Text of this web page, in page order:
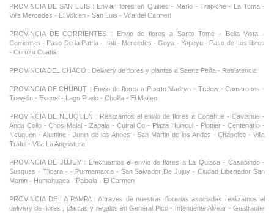
PROVINCIA DE SAN LUIS : Enviar flores en Quines - Merlo - Trapiche - La Toma -
Villa Mercedes - El Volcan - San Luis - Villa del Carmen
PROVINCIA DE CORRIENTES : Envio de flores a Santo Tomé - Bella Vista -
Corrientes - Paso De la Patria - Itati - Mercedes - Goya - Yapeyu - Paso de Los libres
- Curuzu Cuatia
PROVINCIA DEL CHACO : Delivery de flores y plantas a Saenz Peña - Resistencia
PROVINCIA DE CHUBUT : Envio de flores a Puerto Madryn - Trelew - Camarones -
Trevelin - Esquel - Lago Puelo - Cholila - El Maiten
PROVINCIA DE NEUQUEN : Realizamos el envio de flores a Copahue - Caviahue -
Anda Collo - Chos Malal - Zapala - Cutral Co - Plaza Huincul - Plottier - Centenario -
Neuquen - Alumine - Junin de los Andes - San Martin de los Andes - Chapelco - Villa
Traful - Villa La Angostura
PROVINCIA DE JUJUY : Efectuamos el envio de flores a La Quiaca - Casabindo -
Susques - Tilcara - - Purmamarca - San Salvador De Jujuy - Ciudad Libertador San
Martin - Humahuaca - Palpala - El Carmen
PROVINCIA DE LA PAMPA : A traves de nuestras florerias asociadas realizamos el
delivery de flores , plantas y regalos en General Pico - Intendente Alvear - Guatrache